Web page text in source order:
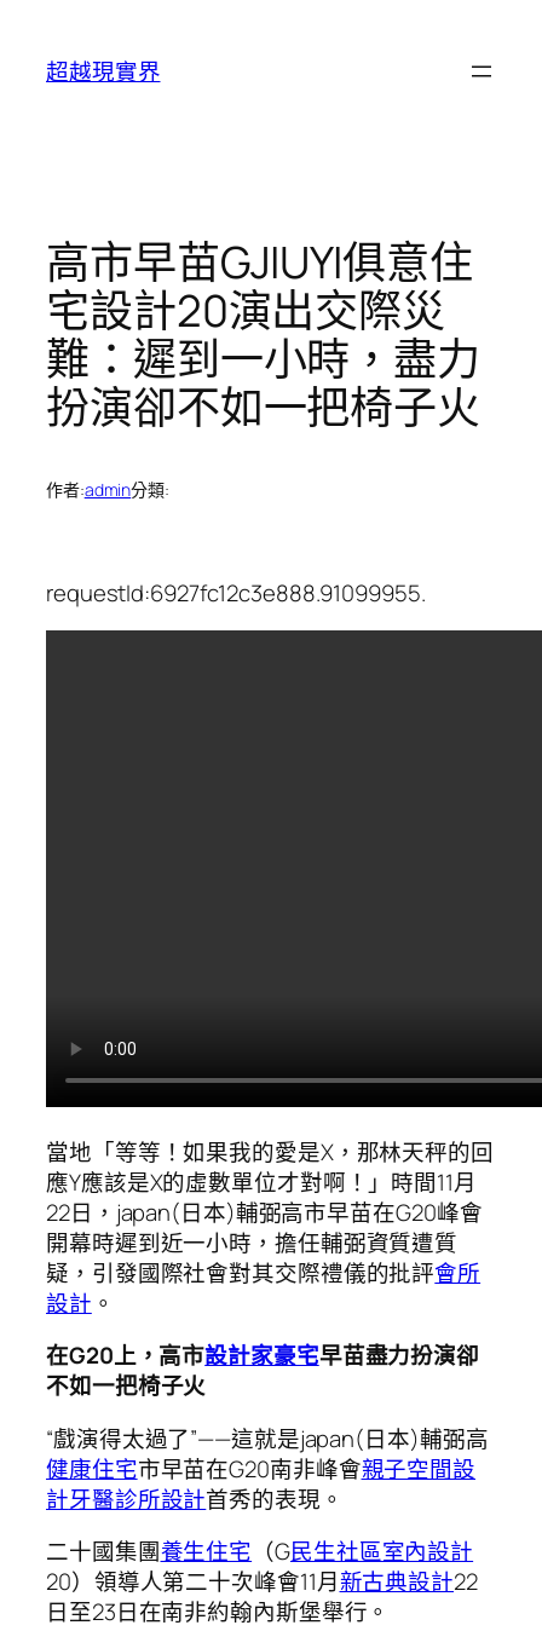
超越現實界
高市早苗GJIUYI俱意住
宅設計20演出交際災
難：遲到一小時，盡力
扮演卻不如一把椅子火
作者:admin分類:
requestId:6927fc12c3e888.91099955.
當地「等等！如果我的愛是X，那林天秤的回
應Y應該是X的虛數單位才對啊！」時間11月
22日，japan(日本)輔弼高市早苗在G20峰會
開幕時遲到近一小時，擔任輔弼資質遭質
疑，引發國際社會對其交際禮儀的批評會所
設計 。
在G20上，高市設計家豪宅早苗盡力扮演卻
不如一把椅子火
“戲演得太過了”——這就是japan(日本)輔弼高
健康住宅市早苗在G20南非峰會親子空間設
計牙醫診所設計首秀的表現。
二十國集團養生住宅 （G民生社區室內設計
20）領導人第二十次峰會11月新古典設計22
日至23日在南非約翰內斯堡舉行。